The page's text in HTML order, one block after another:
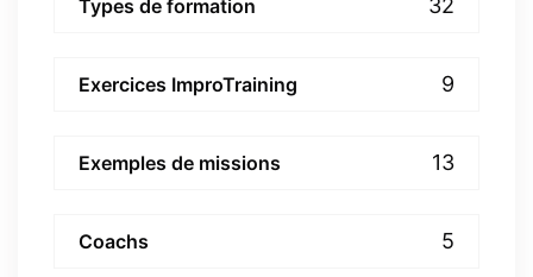
Types de formation 32
Exercices ImproTraining 9
Exemples de missions 13
Coachs 5